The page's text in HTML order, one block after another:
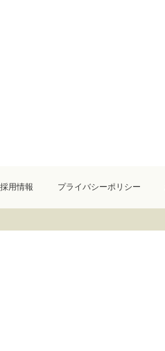
採用情報 プライバシーポリシー